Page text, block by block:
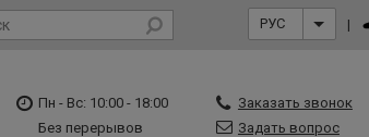
РУС |
Пн - Вс: 10:00 - 18:00
Без перерывов
Заказать звонок
Задать вопрос